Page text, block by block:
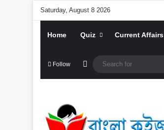
Saturday, August 8 2026
Home Quiz Current Affairs
Follow Random Article